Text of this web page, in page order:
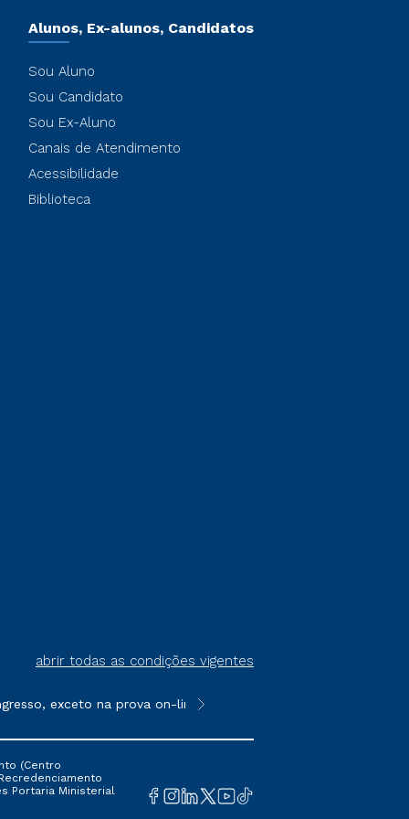
Alunos, Ex-alunos, Candidatos
Sou Aluno
Sou Candidato
Sou Ex-Aluno
Canais de Atendimento
Acessibilidade
Biblioteca
abrir todas as condições vigentes
exceto na prova on-line ou agendada, que ofertam
**Semipresencial é um formato do
(Centro
Portaria Ministerial